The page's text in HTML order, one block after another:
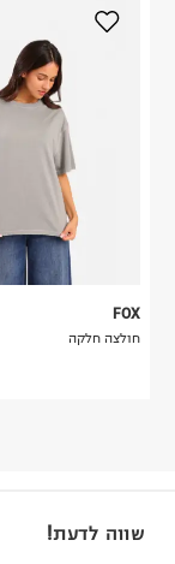
FOX
חולצה חלקה
שווה לדעת!